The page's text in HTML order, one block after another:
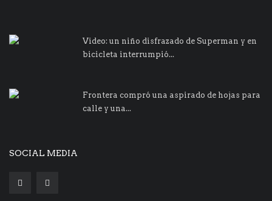
Video: un niño disfrazado de Superman y en
bicicleta interrumpió...
Frontera compró una aspirado de hojas para
calle y una...
SOCIAL MEDIA